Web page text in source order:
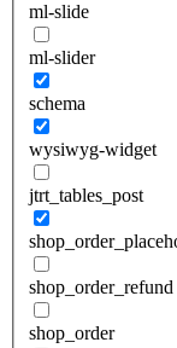
ml-slide
ml-slider
schema
wysiwyg-widget
jtrt_tables_post
shop_order_refund
shop_order